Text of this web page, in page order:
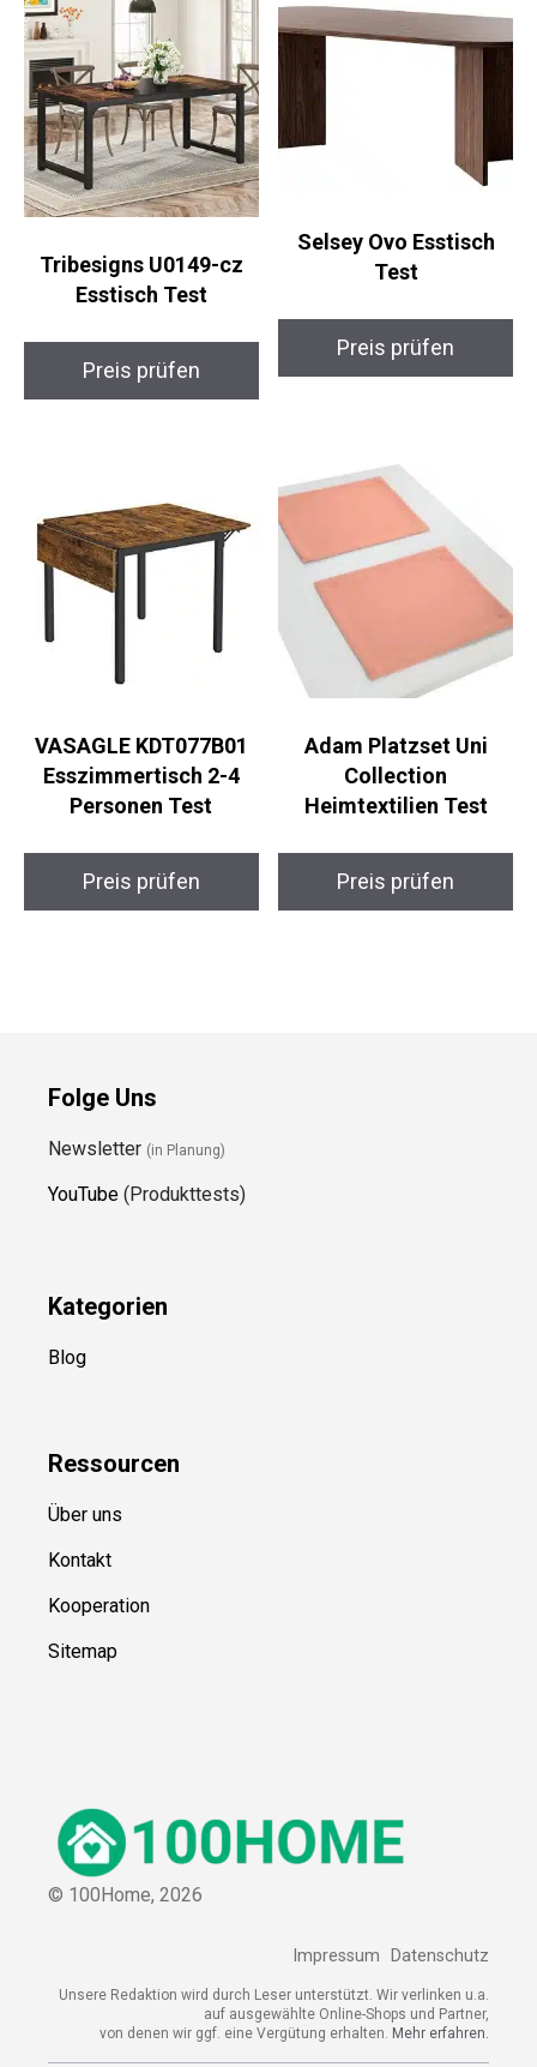
Tribesigns U0149-cz
Esstisch Test
Preis prüfen
Selsey Ovo Esstisch
Test
Preis prüfen
VASAGLE KDT077B01
Esszimmertisch 2-4
Personen Test
Preis prüfen
Adam Platzset Uni
Collection
Heimtextilien Test
Preis prüfen
Folge Uns
Newsletter (in Planung)
YouTube (Produkttests)
Kategorien
Blog
Ressourcen
Über uns
Kontakt
Kooperation
Sitemap
© 100Home, 2026
Impressum Datenschutz
Unsere Redaktion wird durch Leser unterstützt. Wir verlinken u.a.
auf ausgewählte Online-Shops und Partner,
von denen wir ggf. eine Vergütung erhalten. Mehr erfahren.